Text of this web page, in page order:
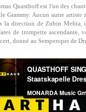
Quasthoff est l'un des
Grammy. Aucun autre artiste
la direction de Zubin Mehta,
de trompette
donné au Semperoper de